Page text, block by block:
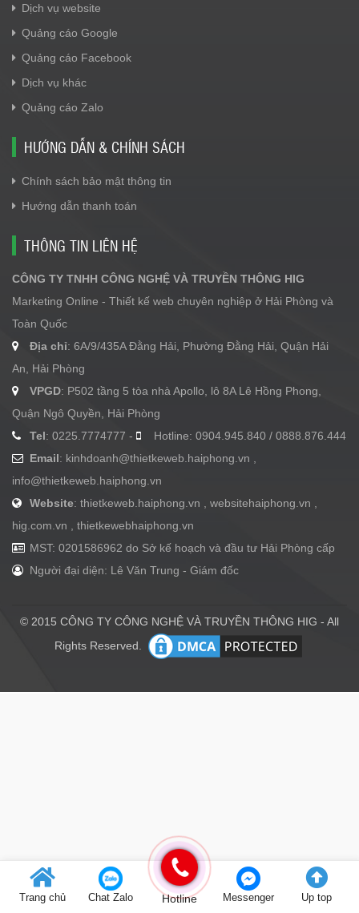
Dịch vụ website
Quảng cáo Google
Quảng cáo Facebook
Dịch vụ khác
Quảng cáo Zalo
HƯỚNG DẪN & CHÍNH SÁCH
Chính sách bảo mật thông tin
Hướng dẫn thanh toán
THÔNG TIN LIÊN HỆ
CÔNG TY TNHH CÔNG NGHỆ VÀ TRUYỀN THÔNG HIG
Marketing Online - Thiết kế web chuyên nghiệp ở Hải Phòng và
Toàn Quốc
Địa chỉ: 6A/9/435A Đằng Hải, Phường Đằng Hải, Quận Hải
An, Hải Phòng
VPGD: P502 tầng 5 tòa nhà Apollo, lô 8A Lê Hồng Phong,
Quận Ngô Quyền, Hải Phòng
Tel: 0225.7774777 -
Hotline: 0904.945.840 / 0888.876.444
Email: kinhdoanh@thietkeweb.haiphong.vn
info@thietkeweb.haiphong.vn
Website: thietkeweb.haiphong.vn , websitehaiphong.vn ,
hig.com.vn , thietkewebhaiphong.vn
MST: 0201586962 do Sở kế hoạch và đầu tư Hải Phòng cấp
Người đại diện: Lê Văn Trung - Giám đốc
© 2015 CÔNG TY CÔNG NGHỆ VÀ TRUYỀN THÔNG HIG - All
Rights Reserved.
Trang chủ Chat Zalo Hotline Messenger Up top